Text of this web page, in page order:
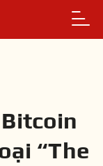
“The